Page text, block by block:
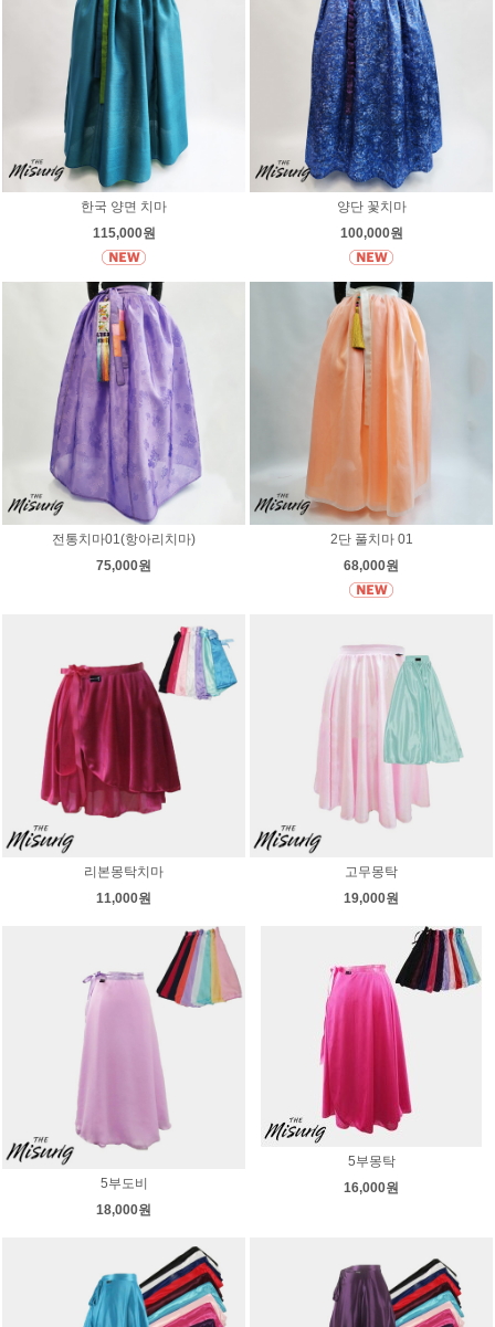
한국 양면 치마
115,000원
양단 꽃치마
100,000원
전통치마01(항아리치마)
75,000원
2단 풀치마 01
68,000원
리본몽탁치마
11,000원
고무몽탁
19,000원
5부도비
18,000원
5부몽탁
16,000원